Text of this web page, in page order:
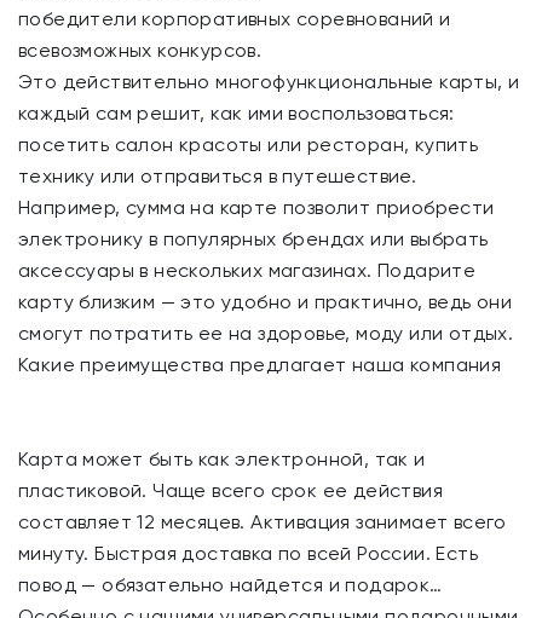
победители корпоративных соревнований и
всевозможных конкурсов.
Это действительно многофункциональные карты, и
каждый сам решит, как ими воспользоваться:
посетить салон красоты или ресторан, купить
технику или отправиться в путешествие.
Например, сумма на карте позволит приобрести
электронику в популярных брендах или выбрать
аксессуары в нескольких магазинах. Подарите
карту близким — это удобно и практично, ведь они
смогут потратить ее на здоровье, моду или отдых.
Какие преимущества предлагает наша компания
Карта может быть как электронной, так и
пластиковой. Чаще всего срок ее действия
составляет 12 месяцев. Активация занимает всего
минуту. Быстрая доставка по всей России. Есть
повод — обязательно найдется и подарок…